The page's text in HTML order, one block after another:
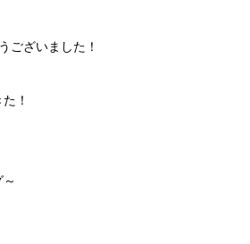
ございました！
！
ラブルが発生する可能性がありま
トラブルが生じる可能性がありま
要因として傷害や損害が発生する場
エールスイムでは、これら以外にも
が発生する可能性があります。
いかなる理由があっても、当ツアー
船舶の保有者及び船長に対して損害